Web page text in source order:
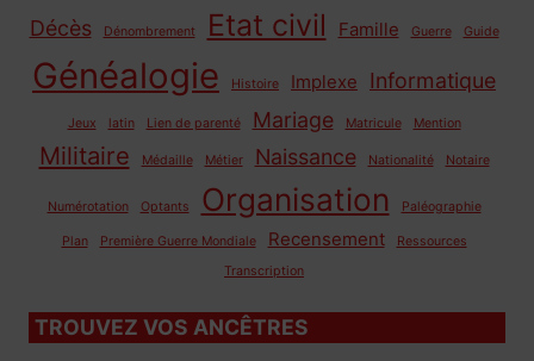
Décès Dénombrement Etat civil Famille Guerre Guide
Généalogie Histoire Implexe Informatique
Jeux latin Lien de parenté Mariage Matricule Mention
Militaire Médaille Métier Naissance Nationalité Notaire
Numérotation Optants Organisation Paléographie
Plan Première Guerre Mondiale Recensement
Ressources
Transcription
TROUVEZ VOS ANCÊTRES